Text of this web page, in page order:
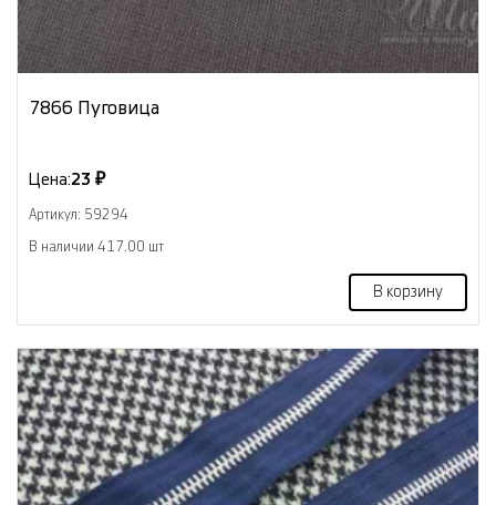
7866 Пуговица
Цена:23 ₽
Артикул: 59294
В наличии 417.00 шт
В корзину